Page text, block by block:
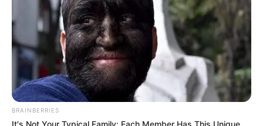
ABOUT THE AUTHOR
เจ้าหมอดู
เนื้อหาที่ได้รับการโปรโมต
BRAINBERRIES